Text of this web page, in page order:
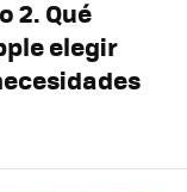
2. Qué
elegir